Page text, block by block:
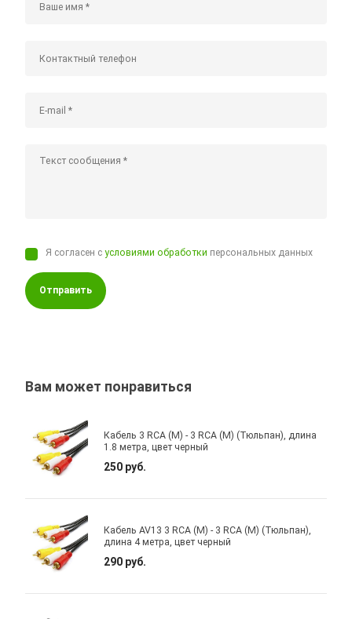
Я согласен сусловиями обработки персональных данных
Отправить
Вам может понравиться
Кабель 3 RCA (M) - 3 RCA (M) (Тюльпан), длина
1.8 метра, цвет черный
250 руб.
Кабель AV13 3 RCA (M) - 3 RCA (M) (Тюльпан),
длина 4 метра, цвет черный
290 руб.